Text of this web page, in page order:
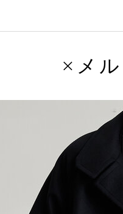
×メ